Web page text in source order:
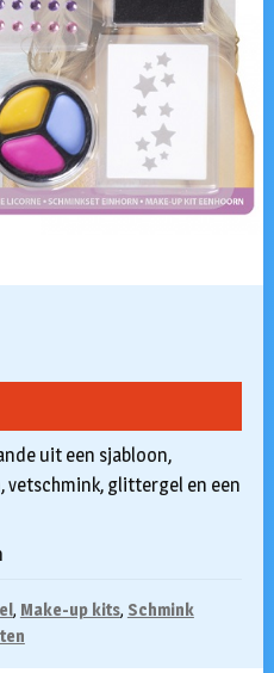
uit een sjabloon,
vetschmink, glittergel en een
, Make-up kits, Schmink